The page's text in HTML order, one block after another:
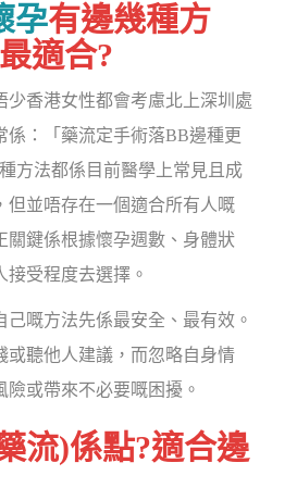
孕有邊幾種方
適合?
少香港女性都會考慮北上深圳處
係：「藥流定手術落BB邊種更
方法都係目前醫學上常見且成
但並唔存在一個適合所有人嘅
關鍵係根據懷孕週數、身體狀
接受程度去選擇。
己嘅方法先係最安全、最有效。
或聽他人建議，而忽略自身情
險或帶來不必要嘅困擾。
流)係點?適合邊